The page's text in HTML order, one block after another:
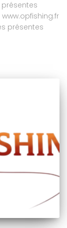
présentes
présentes